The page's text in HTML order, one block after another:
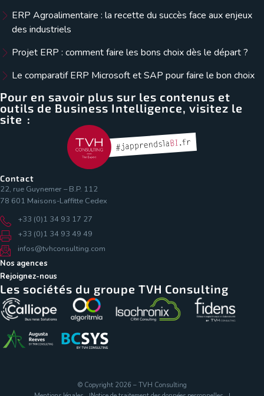
ERP Agroalimentaire : la recette du succès face aux enjeux
des industriels
Projet ERP : comment faire les bons choix dès le départ ?
Le comparatif ERP Microsoft et SAP pour faire le bon choix
Pour en savoir plus sur les contenus et
outils de Business Intelligence, visitez le
site :
Contact
22, rue Guynemer – B.P. 112
78 601 Maisons-Laffitte Cedex
+33 (0)1 34 93 17 27
+33 (0)1 34 93 49 49
infos@tvhconsulting.com
Nos agences
Rejoignez-nous
Les sociétés du groupe TVH Consulting
© Copyright 2026 – TVH Consulting